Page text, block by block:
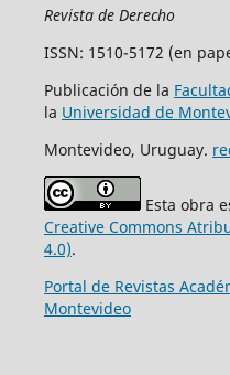
Revista de Derecho
ISSN: 1510-5172 (en
Publicación de la
la Universidad de
Montevideo, Uruguay.
Esta obra
Creative Commons
4.0).
Portal de Revistas
Montevideo